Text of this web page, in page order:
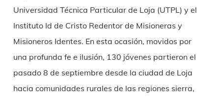
Universidad Técnica Particular de Loja (UTPL) y el
Instituto Id de Cristo Redentor de Misioneras y
Misioneros Identes. En esta ocasión, movidos por
una profunda fe e ilusión, 130 jóvenes partieron el
pasado 8 de septiembre desde la ciudad de Loja
hacia comunidades rurales de las regiones sierra,